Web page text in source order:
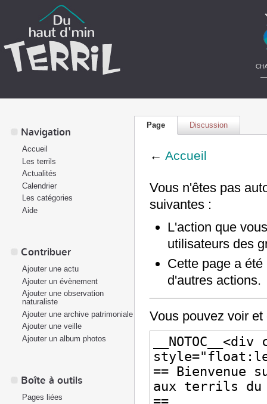
Page Discussion
← Accueil
Vous n'êtes pas
suivantes :
L'action que
utilisateurs des
Cette page a
d'autres actions.
Vous pouvez voir
Navigation
Accueil
Les terrils
Actualités
Calendrier
Les catégories
Aide
Contribuer
Ajouter une actu
Ajouter un évènement
Ajouter une observation
naturaliste
Ajouter une archive patrimoniale
Ajouter une veille
Ajouter un album photos
Boîte à outils
Pages liées